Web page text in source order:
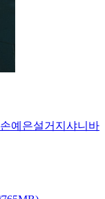
손예은설거지 샤니 바